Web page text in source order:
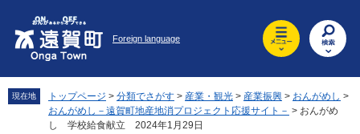
先
頭
を
飛
Foreign language
現在地 トップページ > 分類でさがす > 産業・観光 > 産業振興 > おんがめし >
おんがめし－遠賀町地産地消プロジェクト応援サイト－ > おんがめ
し 学校給食献立 2024年1月29日